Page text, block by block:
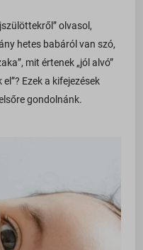
olvasol,
hetes babáról van szó,
mit értenek „jól alvó”
Ezek a kifejezések
gondolnánk.